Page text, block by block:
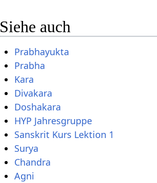
Siehe auch
Prabhayukta
Prabha
Kara
Divakara
Doshakara
HYP Jahresgruppe
Sanskrit Kurs Lektion 1
Surya
Chandra
Agni